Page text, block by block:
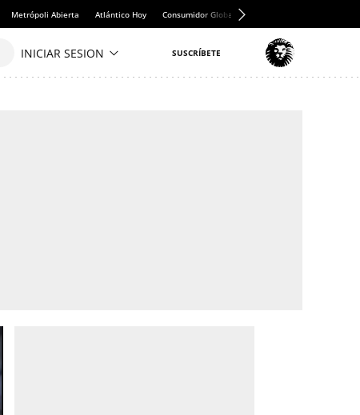
Metrópoli Abierta Atlántico Hoy Consumidor Global